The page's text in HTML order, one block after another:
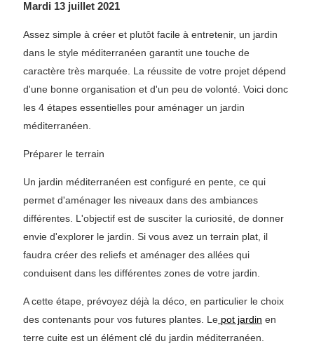
Mardi 13 juillet 2021
Assez simple à créer et plutôt facile à entretenir, un jardin
dans le style méditerranéen garantit une touche de
caractère très marquée. La réussite de votre projet dépend
d'une bonne organisation et d'un peu de volonté. Voici donc
les 4 étapes essentielles pour aménager un jardin
méditerranéen.
Préparer le terrain
Un jardin méditerranéen est configuré en pente, ce qui
permet d'aménager les niveaux dans des ambiances
différentes. L'objectif est de susciter la curiosité, de donner
envie d'explorer le jardin. Si vous avez un terrain plat, il
faudra créer des reliefs et aménager des allées qui
conduisent dans les différentes zones de votre jardin.
A cette étape, prévoyez déjà la déco, en particulier le choix
des contenants pour vos futures plantes. Le pot jardin en
terre cuite est un élément clé du jardin méditerranéen.